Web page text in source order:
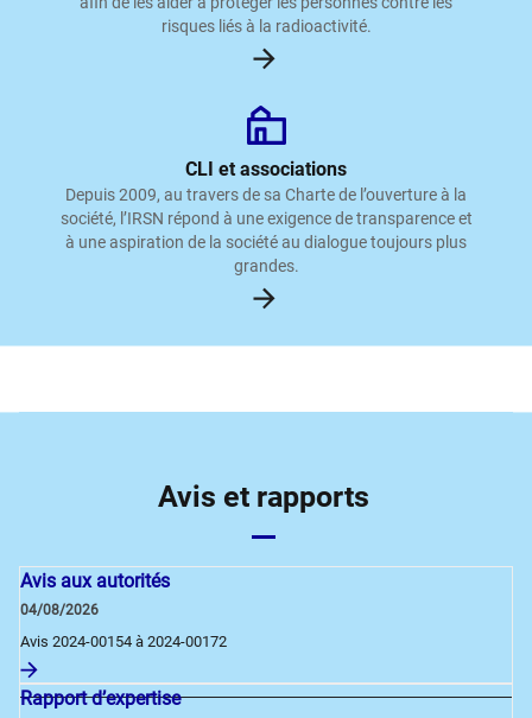
risques liés à la radioactivité.
CLI et associations
Depuis 2009, au travers de sa Charte de l’ouverture à la
société, l’IRSN répond à une exigence de transparence et
à une aspiration de la société au dialogue toujours plus
grandes.
Avis et rapports
Avis aux autorités
04/08/2026
Avis 2024-00154 à 2024-00172
Rapport d’expertise